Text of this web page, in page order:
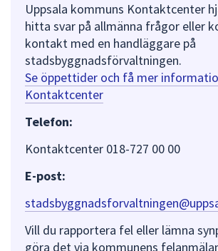
Uppsala kommuns Kontaktcenter
hitta svar på allmänna frågor eller
kontakt med en handläggare på
stadsbyggnadsförvaltningen.
Se öppettider och få mer
Kontaktcenter
Telefon:
Kontaktcenter 018-727 00 00
E-post:
Vill du rapportera fel eller lämna
göra det via kommunens